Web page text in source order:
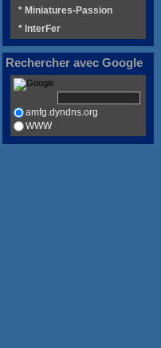
* Miniatures-Passion
* InterFer
Rechercher avec Google
amfg.dyndns.org
WWW